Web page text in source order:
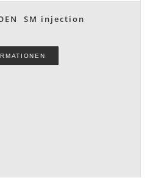
SM injection